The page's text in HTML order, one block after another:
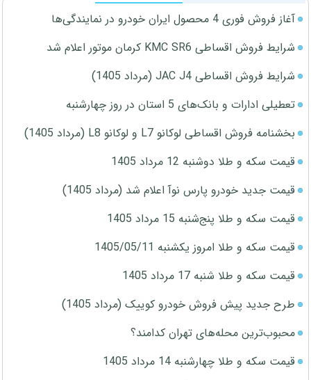
آغاز فروش فوری 4 محصول ایران خودرو در نمایندگی‌ها
شرایط فروش اقساطی KMC SR6 کرمان موتور اعلام شد
شرایط فروش اقساطی JAC J4 (مرداد 1405)
تعطیلی ادارات و بانک‌های 5 استان در روز چهارشنبه
بخشنامه فروش اقساطی لوکانو L7 و لوکانو L8 (مرداد 1405)
قیمت سکه و طلا دوشنبه 12 مرداد 1405
قیمت جدید خودرو پارس نوآ اعلام شد (مرداد 1405)
قیمت سکه و طلا پنج‌شنبه 15 مرداد 1405
قیمت سکه و طلا امروز یکشنبه 1405/05/11
قیمت سکه و طلا شنبه 17 مرداد 1405
طرح جدید پیش فروش خودرو کوییک (مرداد 1405)
محبوب‌ترین محله‌های تهران کدامند؟
قیمت سکه و طلا چهارشنبه 14 مرداد 1405